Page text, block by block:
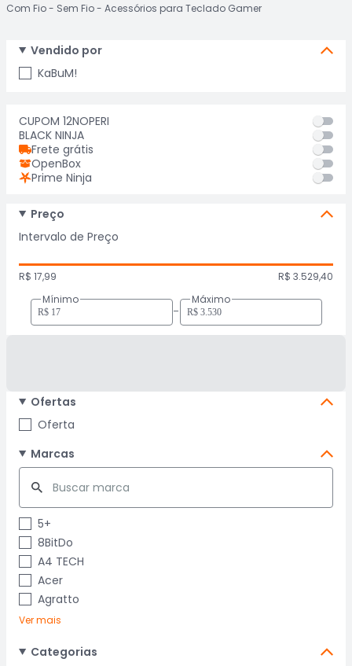
Com Fio Sem Fio Acessórios para Teclado Gamer
Vendido por
KaBuM!
CUPOM 12NOPERI
BLACK NINJA
Frete grátis
OpenBox
Prime Ninja
Preço
Intervalo de Preço
R$ 17,99
R$ 3.529,40
Mínimo
-
Máximo
Ofertas
Oferta
Marcas
5+
8BitDo
A4 TECH
Acer
Agratto
Ver mais
Categorias